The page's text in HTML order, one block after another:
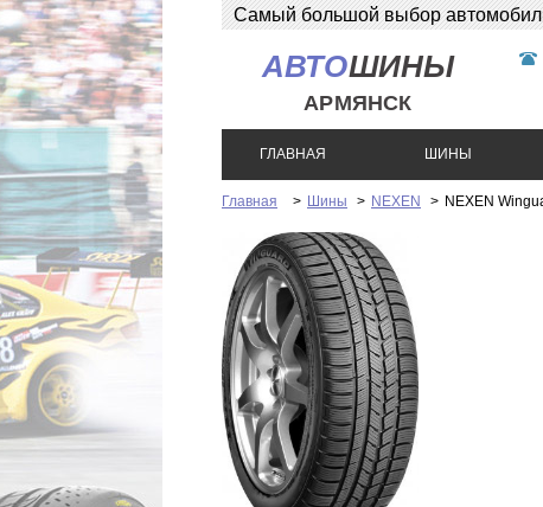
Самый большой выбор
АВТОШИНЫ
АРМЯНСК
ГЛАВНАЯ ШИНЫ
Главная > Шины > NEXEN > NEXEN